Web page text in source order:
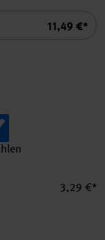
Summe
11,49 €*
3,29 €*